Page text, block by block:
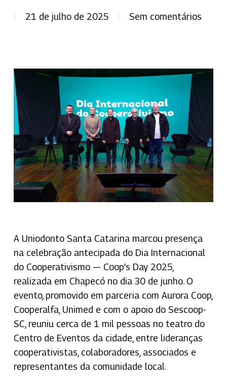
21 de julho de 2025 Sem comentários
A Uniodonto Santa Catarina marcou presença
na celebração antecipada do Dia Internacional
do Cooperativismo — Coop’s Day 2025,
realizada em Chapecó no dia 30 de junho. O
evento, promovido em parceria com Aurora Coop,
Cooperalfa, Unimed e com o apoio do Sescoop-
SC, reuniu cerca de 1 mil pessoas no teatro do
Centro de Eventos da cidade, entre lideranças
cooperativistas, colaboradores, associados e
representantes da comunidade local.